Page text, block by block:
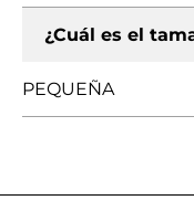
¿Cuál es el
PEQUEÑA